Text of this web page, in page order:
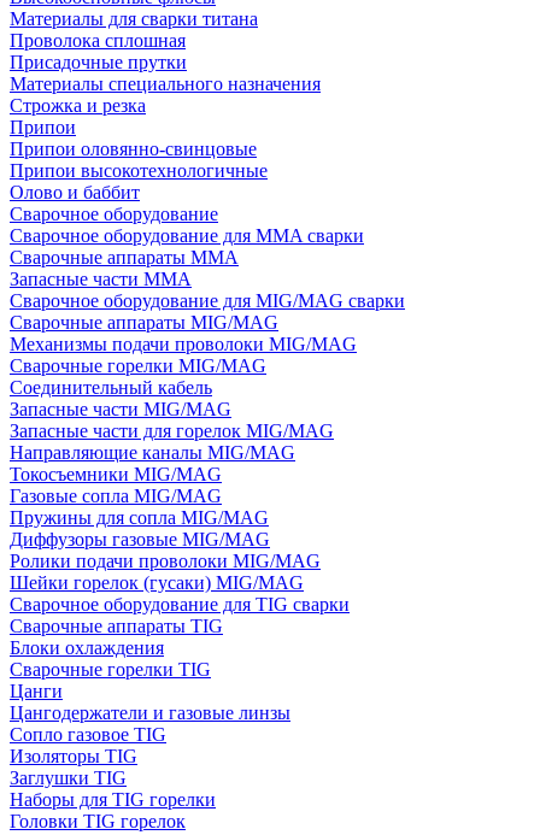
Материалы для сварки титана
Проволока сплошная
Присадочные прутки
Материалы специального назначения
Строжка и резка
Припои
Припои оловянно-свинцовые
Припои высокотехнологичные
Олово и баббит
Сварочное оборудование
Сварочное оборудование для MMA сварки
Сварочные аппараты MMA
Запасные части MMA
Сварочное оборудование для MIG/MAG сварки
Сварочные аппараты MIG/MAG
Механизмы подачи проволоки MIG/MAG
Сварочные горелки MIG/MAG
Соединительный кабель
Запасные части MIG/MAG
Запасные части для горелок MIG/MAG
Направляющие каналы MIG/MAG
Токосъемники MIG/MAG
Газовые сопла MIG/MAG
Пружины для сопла MIG/MAG
Диффузоры газовые MIG/MAG
Ролики подачи проволоки MIG/MAG
Шейки горелок (гусаки) MIG/MAG
Сварочное оборудование для TIG сварки
Сварочные аппараты TIG
Блоки охлаждения
Сварочные горелки TIG
Цанги
Цангодержатели и газовые линзы
Сопло газовое TIG
Изоляторы TIG
Заглушки TIG
Наборы для TIG горелки
Головки TIG горелок